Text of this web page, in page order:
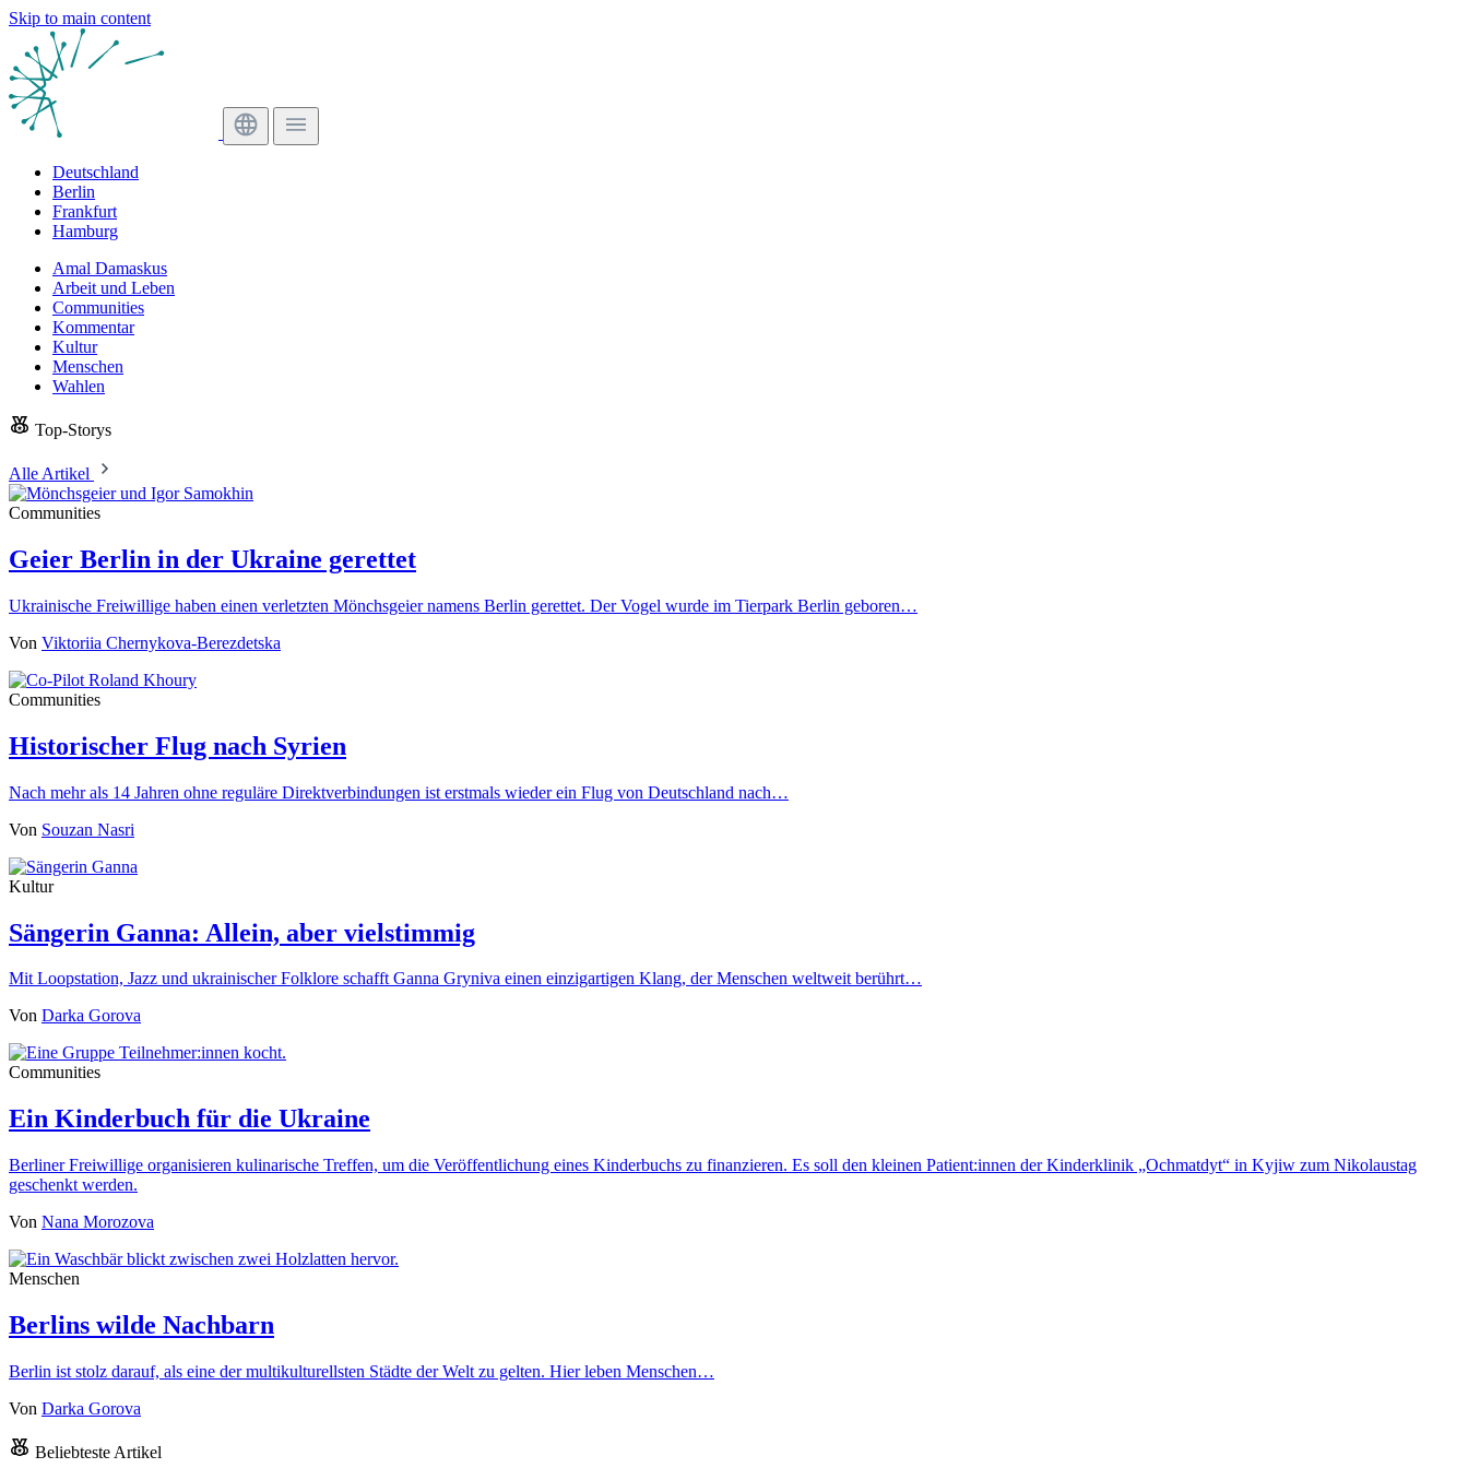
Skip to main content
Deutschland
Berlin
Frankfurt
Hamburg
Amal Damaskus
Arbeit und Leben
Communities
Kommentar
Kultur
Menschen
Wahlen
Top-Storys
Alle Artikel
Communities
Geier Berlin in der Ukraine gerettet
Ukrainische Freiwillige haben einen verletzten Mönchsgeier namens Berlin gerettet. Der Vogel wurde im Tierpark Berlin geboren…
Von Viktoriia Chernykova-Berezdetska
Communities
Historischer Flug nach Syrien
Nach mehr als 14 Jahren ohne reguläre Direktverbindungen ist erstmals wieder ein Flug von Deutschland nach…
Von Souzan Nasri
Kultur
Sängerin Ganna: Allein, aber vielstimmig
Mit Loopstation, Jazz und ukrainischer Folklore schafft Ganna Gryniva einen einzigartigen Klang, der Menschen weltweit berührt…
Von Darka Gorova
Communities
Ein Kinderbuch für die Ukraine
Berliner Freiwillige organisieren kulinarische Treffen, um die Veröffentlichung eines Kinderbuchs zu finanzieren. Es soll den kleinen Patient:innen der Kinderklinik „Ochmatdyt“ in Kyjiw zum Nikolaustag
geschenkt werden.
Von Nana Morozova
Menschen
Berlins wilde Nachbarn
Berlin ist stolz darauf, als eine der multikulturellsten Städte der Welt zu gelten. Hier leben Menschen…
Von Darka Gorova
Beliebteste Artikel